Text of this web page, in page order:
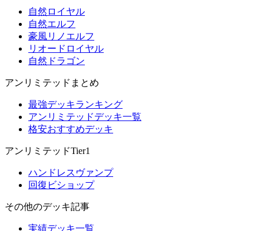
自然ロイヤル
自然エルフ
豪風リノエルフ
リオードロイヤル
自然ドラゴン
アンリミテッドまとめ
最強デッキランキング
アンリミテッドデッキ一覧
格安おすすめデッキ
アンリミテッドTier1
ハンドレスヴァンプ
回復ビショップ
その他のデッキ記事
実績デッキ一覧